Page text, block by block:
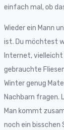
einfach mal, ob
Wieder ein Mann
ist. Du möchtest
Internet,
gebrauchte
Winter genug
Nachbarn fragen.
Man kommt
noch ein bisschen